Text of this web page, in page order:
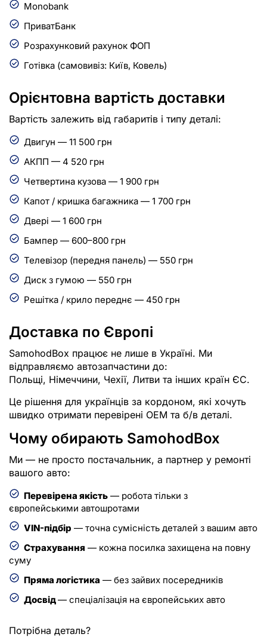
Monobank
ПриватБанк
Розрахунковий рахунок ФОП
Готівка (самовивіз: Київ, Ковель)
Орієнтовна вартість доставки
Вартість залежить від габаритів і типу деталі:
Двигун — 11 500 грн
АКПП — 4 520 грн
Четвертина кузова — 1 900 грн
Капот / кришка багажника — 1 700 грн
Двері — 1 600 грн
Бампер — 600–800 грн
Телевізор (передня панель) — 550 грн
Диск з гумою — 550 грн
Решітка / крило переднє — 450 грн
Доставка по Європі
SamohodBox працює не лише в Україні. Ми
відправляємо автозапчастини до:
Польщі, Німеччини, Чехії, Литви та інших країн ЄС.
Це рішення для українців за кордоном, які хочуть
швидко отримати перевірені OEM та б/в деталі.
Чому обирають SamohodBox
Ми — не просто постачальник, а партнер у ремонті
вашого авто:
Перевірена якість — робота тільки з
європейськими автошротами
VIN-підбір — точна сумісність деталей з вашим авто
Страхування — кожна посилка захищена на повну
суму
Пряма логістика — без зайвих посередників
Досвід— спеціалізація на європейських авто
Потрібна деталь?